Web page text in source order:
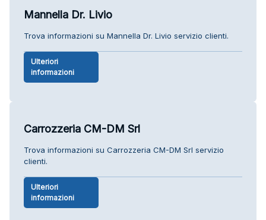
Mannella Dr. Livio
Trova informazioni su Mannella Dr. Livio servizio clienti.
Ulteriori
informazioni
Carrozzeria CM-DM Srl
Trova informazioni su Carrozzeria CM-DM Srl servizio
clienti.
Ulteriori
informazioni